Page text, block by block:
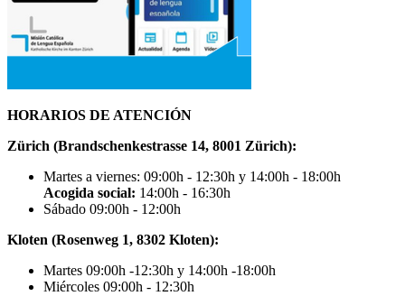
HORARIOS DE ATENCIÓN
Zürich (Brandschenkestrasse 14, 8001 Zürich):
Martes a viernes: 09:00h - 12:30h y 14:00h - 18:00h
Acogida social: 14:00h - 16:30h
Sábado 09:00h - 12:00h
Kloten (Rosenweg 1, 8302 Kloten):
Martes 09:00h -12:30h y 14:00h -18:00h
Miércoles 09:00h - 12:30h